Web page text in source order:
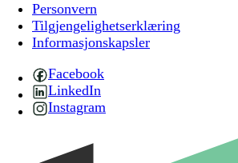
Personvern
Tilgjengelighetserklæring
Informasjonskapsler
Facebook
LinkedIn
Instagram